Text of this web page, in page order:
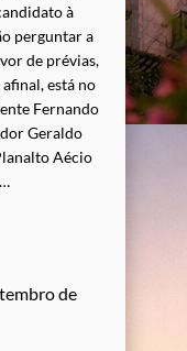
à
perguntar a
de prévias,
está no
Fernando
Geraldo
Aécio
de